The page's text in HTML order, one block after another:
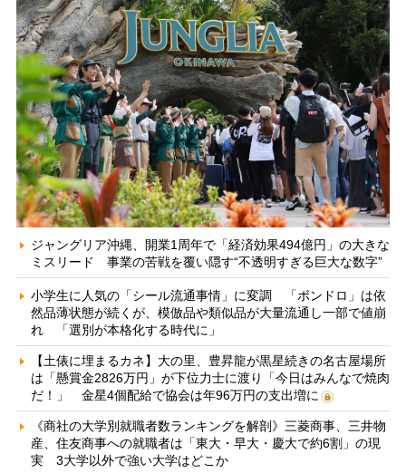
ジャングリア沖縄、開業1周年で「経済効果494億円」の大きな
ミスリード 事業の苦戦を覆い隠す“不透明すぎる巨大な数字”
小学生に人気の「シール流通事情」に変調 「ボンドロ」は依
然品薄状態が続くが、模倣品や類似品が大量流通し一部で値崩
れ 「選別が本格化する時代に」
【土俵に埋まるカネ】大の里、豊昇龍が黒星続きの名古屋場所
は「懸賞金2826万円」が下位力士に渡り「今日はみんなで焼肉
だ！」 金星4個配給で協会は年96万円の支出増に
《商社の大学別就職者数ランキングを解剖》三菱商事、三井物
産、住友商事への就職者は「東大・早大・慶大で約6割」の現
実 3大学以外で強い大学はどこか